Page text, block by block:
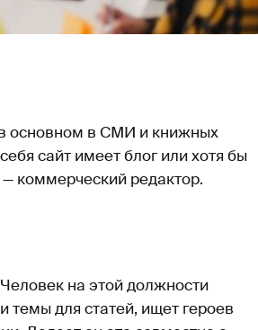
основном в СМИ и книжных
сайт имеет блог или хотя бы
коммерческий редактор.
на этой должности
для статей, ищет героев